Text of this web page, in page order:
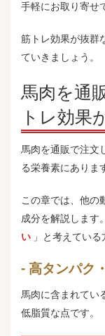
手軽にお取り寄せ
筋トレ効果が抜群
ていきましょう。
馬肉を通
トレ効果
馬肉を通販で注文
る栄養素にありま
この章では、他の
成分を解説します
い 」と考えてい
高タンパク
馬肉に含まれてい
低脂質な点です。